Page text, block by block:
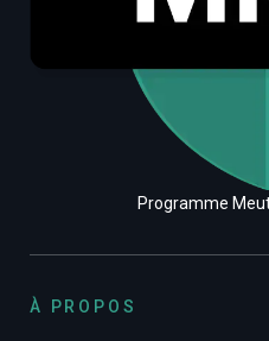
Programme
À PROPOS